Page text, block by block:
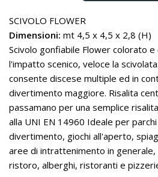
SCIVOLO FLOWER
Dimensioni: mt 4,5 x 4,5 x 2,8 (H)
Scivolo gonfiabile Flower colorato
l'impatto scenico, veloce la
consente discese multiple ed in
divertimento maggiore. Risalita
passamano per una semplice
alla UNI EN 14960 Ideale per
divertimento, giochi all'aperto,
aree di intrattenimento in
ristoro, alberghi, ristoranti e